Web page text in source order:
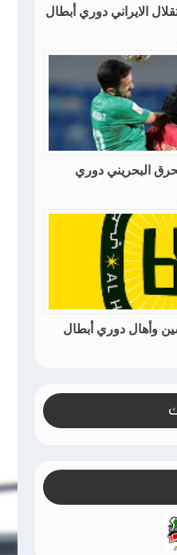
الايراني دوري أبطال
البحريني دوري
وأهال دوري أبطال